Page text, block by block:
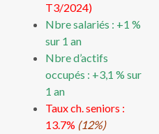
T3/2024)
Nbre salariés : +1 %
sur 1 an
Nbre d’actifs
occupés : +3,1 % sur
1 an
Taux ch. seniors :
13.7% (12%)